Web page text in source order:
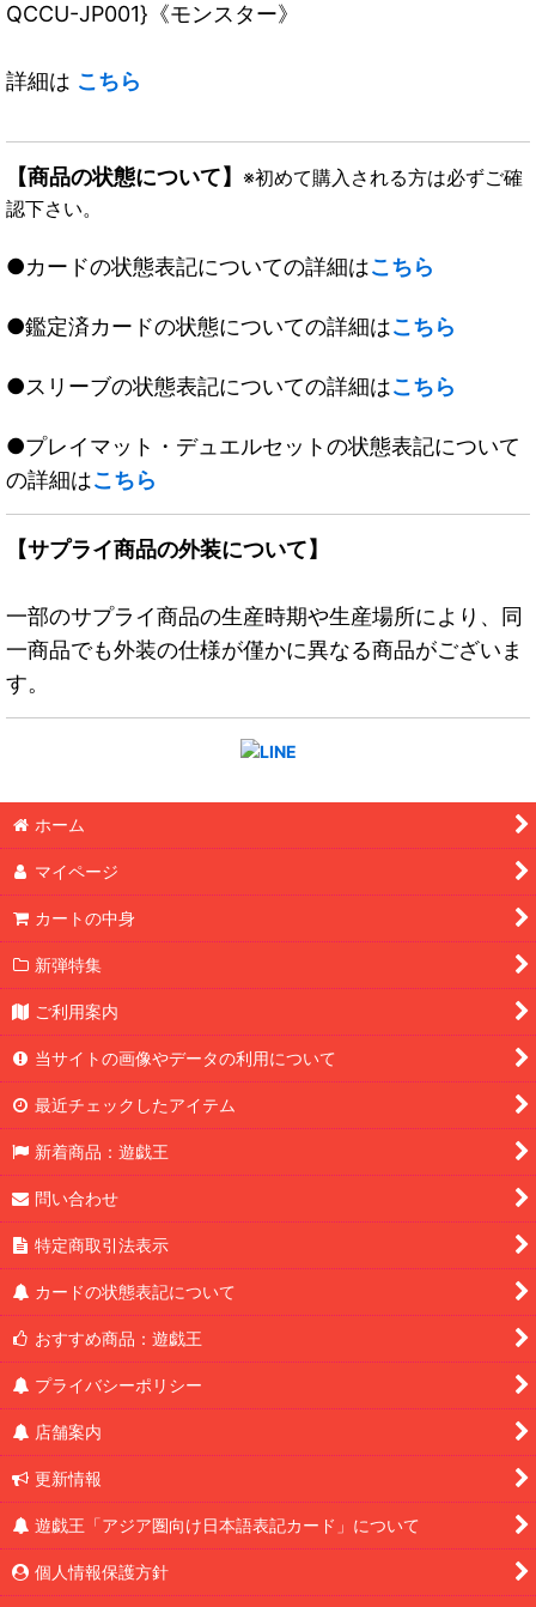
QCCU-JP001}《モンスター》
詳細は こちら
【商品の状態について】 ※初めて購入される方は必ずご確
認下さい。
●カードの状態表記についての詳細はこちら
●鑑定済カードの状態についての詳細はこちら
●スリーブの状態表記についての詳細はこちら
●プレイマット・デュエルセットの状態表記について
の詳細はこちら
【サプライ商品の外装について】
一部のサプライ商品の生産時期や生産場所により、同
一商品でも外装の仕様が僅かに異なる商品がございま
す。
ホーム
マイページ
カートの中身
新弾特集
ご利用案内
当サイトの画像やデータの利用について
最近チェックしたアイテム
新着商品：遊戯王
問い合わせ
特定商取引法表示
カードの状態表記について
おすすめ商品：遊戯王
プライバシーポリシー
店舗案内
更新情報
遊戯王「アジア圏向け日本語表記カード」について
個人情報保護方針